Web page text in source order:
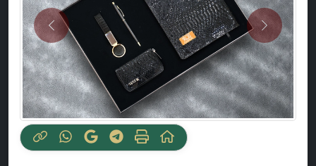
Previous
Next